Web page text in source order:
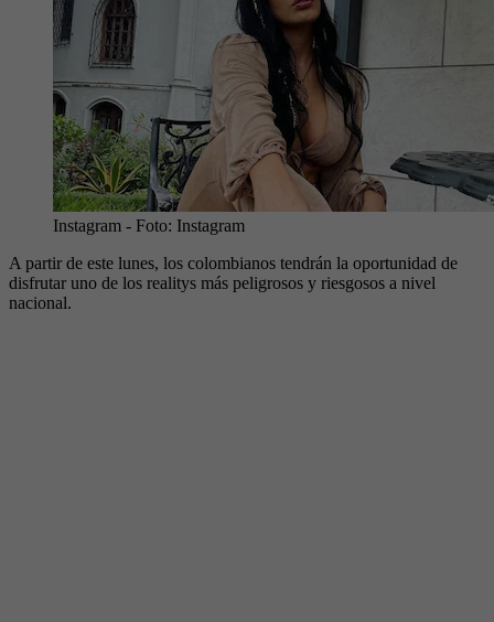
Instagram - Foto: Instagram
A partir de este lunes, los colombianos tendrán la oportunidad de
disfrutar uno de los realitys más peligrosos y riesgosos a nivel
nacional.